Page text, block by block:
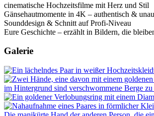
cinematische Hochzeitsfilme mit Herz und Stil
Gänsehautmomente in 4K – authentisch &
Sounddesign & Schnitt auf Profi-Niveau
Eure Geschichte – erzählt in Bildern, die
Galerie